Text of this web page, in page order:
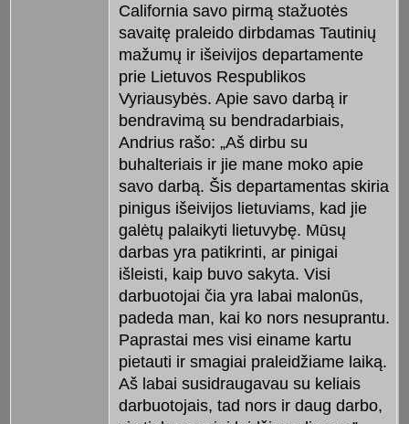
California savo pirmą stažuotės
savaitę praleido dirbdamas Tautinių
mažumų ir išeivijos departamente
prie Lietuvos Respublikos
Vyriausybės. Apie savo darbą ir
bendravimą su bendradarbiais,
Andrius rašo: „Aš dirbu su
buhalteriais ir jie mane moko apie
savo darbą. Šis departamentas skiria
pinigus išeivijos lietuviams, kad jie
galėtų palaikyti lietuvybę. Mūsų
darbas yra patikrinti, ar pinigai
išleisti, kaip buvo sakyta. Visi
darbuotojai čia yra labai malonūs,
padeda man, kai ko nors nesuprantu.
Paprastai mes visi einame kartu
pietauti ir smagiai praleidžiame laiką.
Aš labai susidraugavau su keliais
darbuotojais, tad nors ir daug darbo,